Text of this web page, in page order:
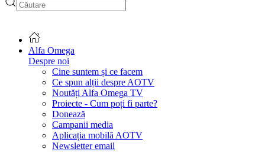
Alfa Omega
Despre noi
Cine suntem și ce facem
Ce spun alții despre AOTV
Noutăți Alfa Omega TV
Proiecte - Cum poți fi parte?
Donează
Campanii media
Aplicația mobilă AOTV
Newsletter email